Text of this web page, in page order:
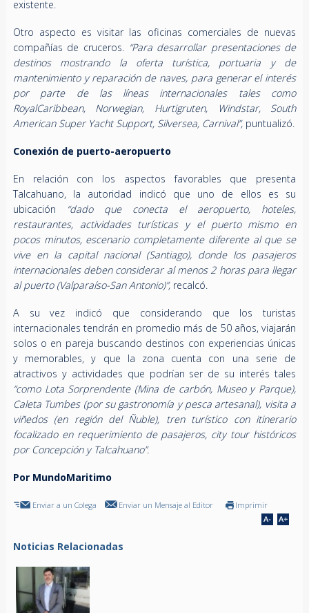
existente.
Otro aspecto es visitar las oficinas comerciales de nuevas
compañías de cruceros. “Para desarrollar presentaciones de
destinos mostrando la oferta turística, portuaria y de
mantenimiento y reparación de naves, para generar el interés
por parte de las líneas internacionales tales como
RoyalCaribbean, Norwegian, Hurtigruten, Windstar, South
American Super Yacht Support, Silversea, Carnival”, puntualizó.
Conexión de puerto-aeropuerto
En relación con los aspectos favorables que presenta
Talcahuano, la autoridad indicó que uno de ellos es su
ubicación
“dado que conecta el aeropuerto, hoteles,
restaurantes, actividades turísticas y el puerto mismo en
pocos minutos, escenario completamente diferente al que se
vive en la capital nacional (Santiago), donde los pasajeros
internacionales deben considerar al menos 2 horas para llegar
al puerto (Valparaíso-San Antonio)”,recalcó.
A su vez indicó que considerando que los turistas
internacionales tendrán en promedio más de 50 años, viajarán
solos o en pareja buscando destinos con experiencias únicas
y memorables, y que la zona cuenta con una serie de
atractivos y actividades que podrían ser de su interés tales
“como Lota Sorprendente (Mina de carbón, Museo y Parque),
Caleta Tumbes (por su gastronomía y pesca artesanal), visita a
viñedos (en región del Ñuble), tren turístico con itinerario
focalizado en requerimiento de pasajeros, city tour históricos
por Concepción y Talcahuano”.
Por MundoMaritimo
Enviar a un Colega Enviar un Mensaje al Editor Imprimir
Noticias Relacionadas